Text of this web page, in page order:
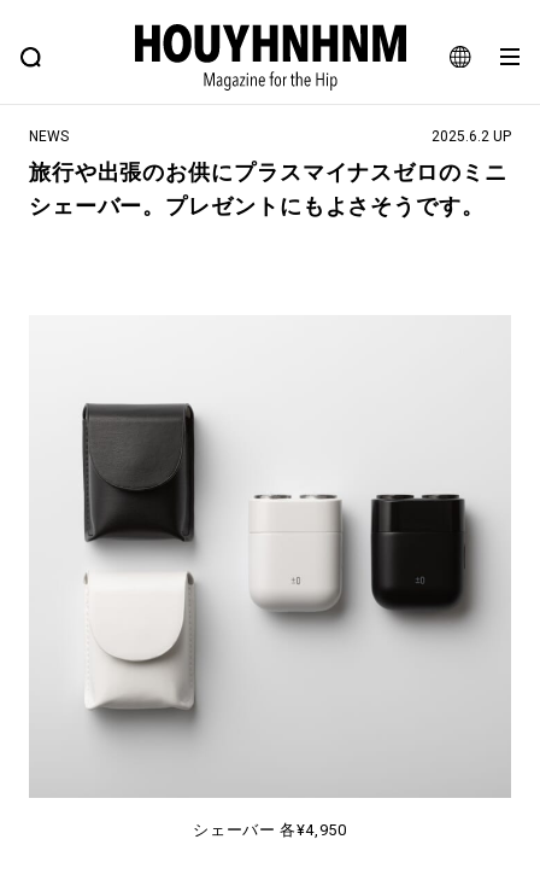
JA
EN
FEATURE BLOG SNAP
ヒップなファッション、カルチャー、ライフスタイルWEBマガジン
#GH 銘品の所以
#Commune H
#ととけん #FASHION #MUSIC #MOVIE
#LIFESTYLE #SNEAKER #OUTDOOR
#SPORTS #HANDSOME HANDBOOK
NEWS 2025.6.2 UP
旅行や出張のお供にプラスマイナスゼロのミニ
シェーバー。プレゼントにもよさそうです。
シェーバー 各¥4,950